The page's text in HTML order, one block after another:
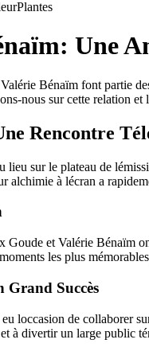
Plantes
Une
Bénaïm font partie
nous sur cette relation
Rencontre
sur le plateau de
alchimie à lécran a
et Valérie Bénaïm
les plus
Grand Succès
loccasion de collaborer
à divertir un large public